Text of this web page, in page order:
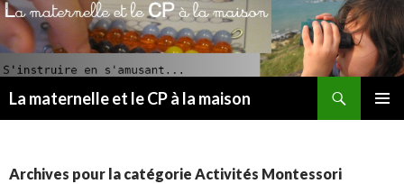
La maternelle et le CP à la maison
PRINCIPAL
Archives pour la catégorie Activités Montessori